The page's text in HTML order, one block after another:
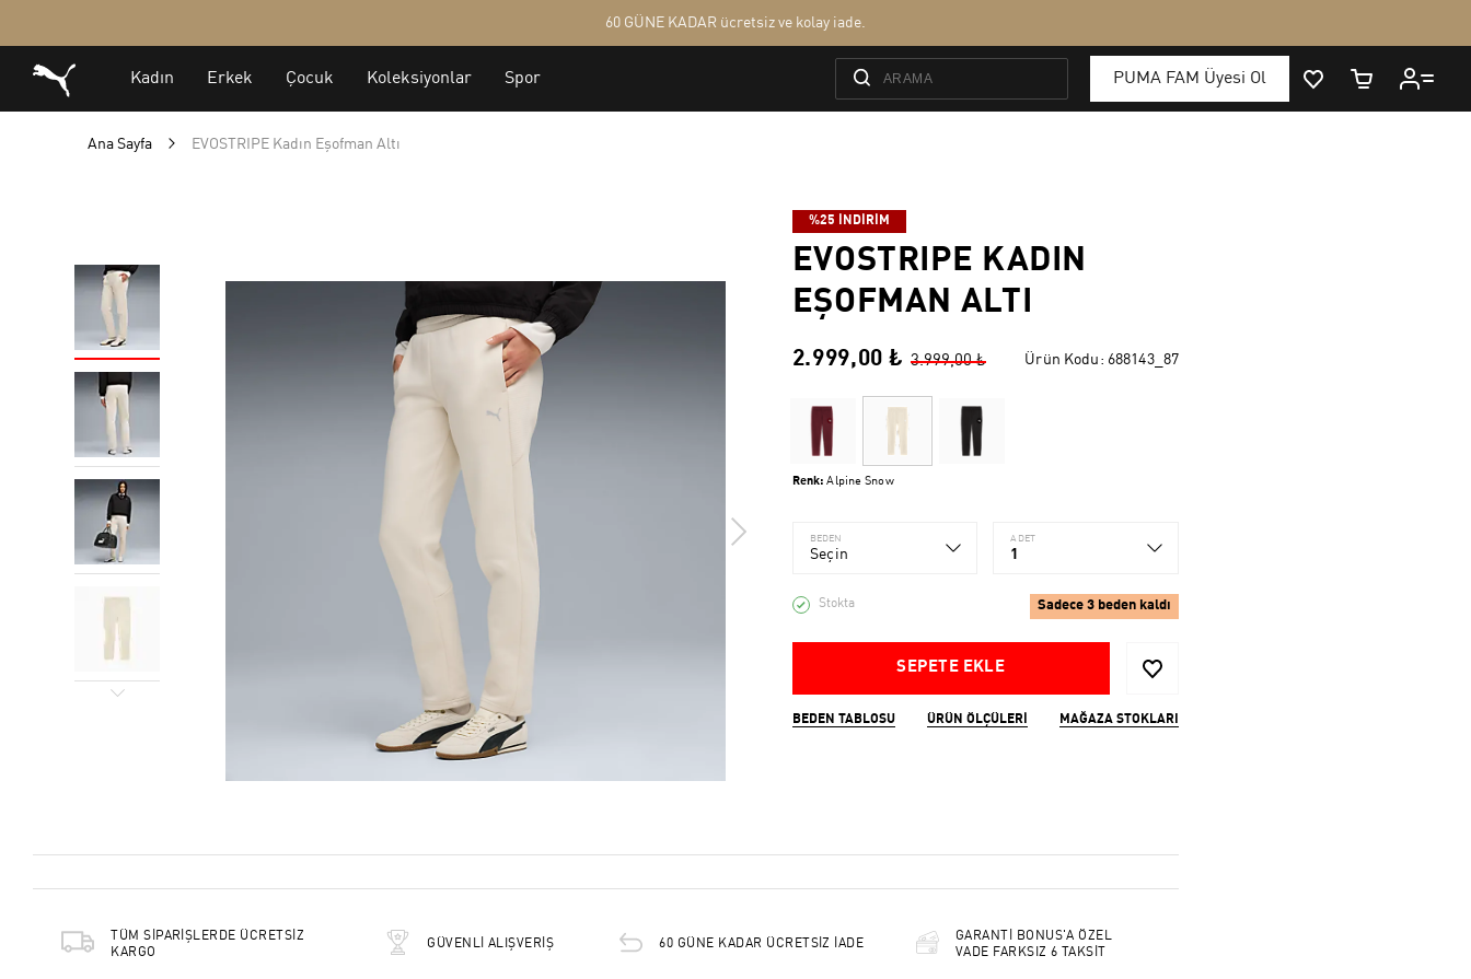
Ana Sayfa EVOSTRIPE Kadın Eşofman Altı
%25 İNDİRİM
EVOSTRIPE KADIN
EŞOFMAN ALTI
2.999,00 ₺ 3.999,00 ₺ Ürün Kodu: 688143_87
Renk: Alpine Snow
BEDEN
Seçin
ADET
1
Stokta Sadece 3 beden kaldı
SEPETE EKLE
BEDEN TABLOSU ÜRÜN ÖLÇÜLERI MAĞAZA STOKLARI
TÜM SİPARİŞLERDE ÜCRETSİZ
KARGO
GÜVENLİ ALIŞVERİŞ 60 GÜNE KADAR ÜCRETSİZ İADE
GARANTİ BONUS'A ÖZEL
VADE FARKSIZ 6 TAKSİT